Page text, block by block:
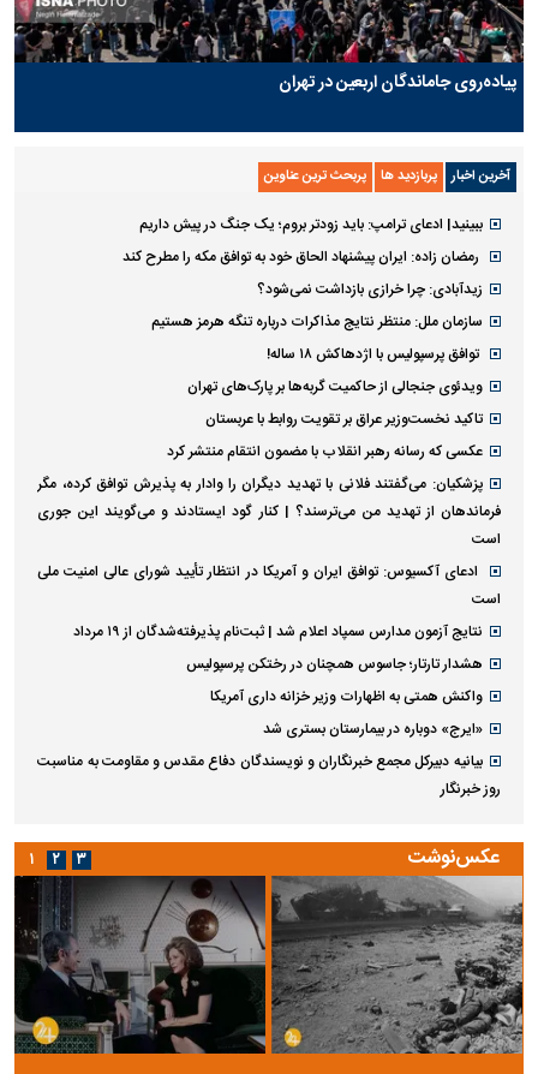
پیاده‌روی جاماندگان اربعین در تهران
آخرین اخبار پربازدید ها پربحث ترین عناوین
ببینید| ادعای ترامپ: باید زودتر بروم؛ یک جنگ در پیش داریم
رمضان زاده: ایران پیشنهاد الحاق خود به توافق مکه را مطرح کند
زیدآبادی: چرا خرازی بازداشت نمی‌شود؟
سازمان ملل: منتظر نتایج مذاکرات درباره تنگه هرمز هستیم
توافق پرسپولیس با اژدهاکش ۱۸ ساله!
ویدئوی جنجالی از حاکمیت گربه‌ها بر پارک‌های تهران
تاکید نخست‌وزیر عراق بر تقویت روابط با عربستان
عکسی که رسانه رهبر انقلاب با مضمون انتقام منتشر کرد
پزشکیان: می‌گفتند فلانی با تهدید دیگران را وادار به پذیرش توافق کرده، مگر
فرماندهان از تهدید من می‌ترسند؟ | کنار گود ایستادند و می‌گویند این جوری
است
ادعای آکسیوس: توافق ایران و آمریکا در انتظار تأیید شورای عالی امنیت ملی
است
نتایج آزمون مدارس سمپاد اعلام شد | ثبت‌نام پذیرفته‌شدگان از ۱۹ مرداد
هشدار تارتار؛ جاسوس همچنان در رختکن پرسپولیس
واکنش همتی به اظهارات وزیر خزانه داری آمریکا
«ایرج» دوباره در بیمارستان بستری شد
بیانیه دبیرکل مجمع خبرنگاران و نویسندگان دفاع مقدس و مقاومت به مناسبت
روز خبرنگار
عکس‌نوشت ۱ ۲ ۳